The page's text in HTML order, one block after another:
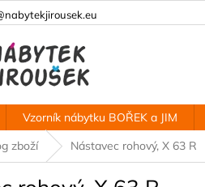
Vzorník nábytku BOŘEK a JIM
zboží Nástavec rohový, X 63 R